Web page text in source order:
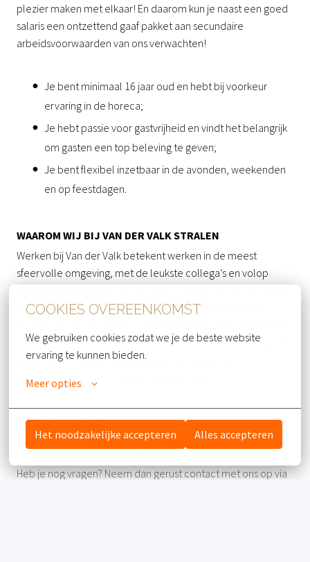
COOKIES OVEREENKOMST
We gebruiken cookies zodat we je de beste website
ervaring te kunnen bieden.
Meer opties
Het noodzakelijke accepteren Alles accepteren
plezier maken met elkaar! En daarom kun je naast een goed
salaris een ontzettend gaaf pakket aan secundaire
arbeidsvoorwaarden van ons verwachten!
Je bent minimaal 16 jaar oud en hebt bij voorkeur
ervaring in de horeca;
Je hebt passie voor gastvrijheid en vindt het belangrijk
om gasten een top beleving te geven;
Je bent flexibel inzetbaar in de avonden, weekenden
en op feestdagen.
WAAROM WIJ BIJ VAN DER VALK STRALEN
Werken bij Van der Valk betekent werken in de meest
sfeervolle omgeving, met de leukste collega’s en volop
de schermen, hard om ervoor te zorgen dat gasten een
plezier maken met elkaar! En daarom kun je naast een goed
salaris een ontzettend gaaf pakket aan secundaire
arbeidsvoorwaarden van ons verwachten!
KLAAR OM TE STARTEN?
Ben jij enthousiast en klaar om het beste uit jezelf te halen?
Heb je nog vragen? Neem dan gerust contact met ons op via